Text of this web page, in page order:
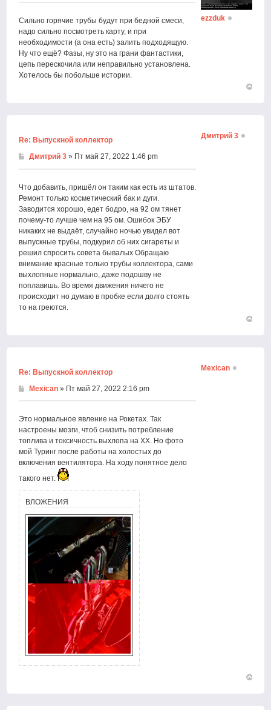
Сильно горячие трубы будут при бедной смеси,
надо сильно посмотреть карту, и при
необходимости (а она есть) залить подходящую.
Ну что ещё? Фазы, ну это на грани фантастики,
цепь перескочила или неправильно установлена.
Хотелось бы побольше истории.
ezzduk
Re: Выпускной коллектор
Дмитрий 3 » Пт май 27, 2022 1:46 pm
Что добавить, пришёл он таким как есть из штатов.
Ремонт только косметический бак и дуги.
Заводится хорошо, едет бодро, на 92 ом тянет
почему-то лучше чем на 95 ом. Ошибок ЭБУ
никаких не выдаёт, случайно ночью увидел вот
выпускные трубы, подкурил об них сигареты и
решил спросить совета бывалых Обращаю
внимание красные только трубы коллектора, сами
выхлопные нормально, даже подошву не
поплавишь. Во время движения ничего не
происходит но думаю в пробке если долго стоять
то на греются.
Дмитрий 3
Re: Выпускной коллектор
Mexican » Пт май 27, 2022 2:16 pm
Это нормальное явление на Рокетах. Так
настроены мозги, чтоб снизить потребление
топлива и токсичность выхлопа на ХХ. Но фото
мой Туринг после работы на холостых до
включения вентилятора. На ходу понятное дело
такого нет.
ВЛОЖЕНИЯ
Mexican